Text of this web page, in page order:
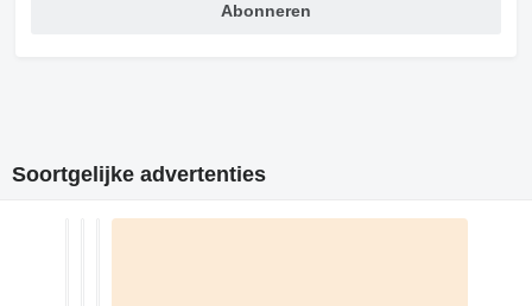
Abonneren
Soortgelijke advertenties